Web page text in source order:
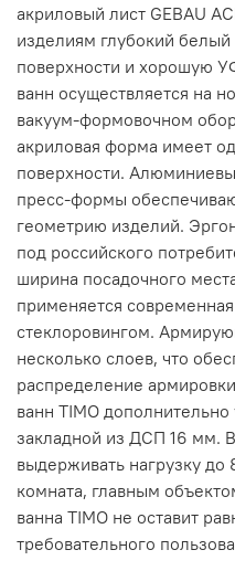
акриловый лист GEBAU
изделиям глубокий белый
поверхности и хорошую
ванн осуществляется на
вакуум-формовочном
акриловая форма имеет
поверхности.
пресс-формы
геометрию изделий.
под российского
ширина посадочного
применяется
стеклоровингом.
несколько слоев, что
распределение
ванн TIMO
закладной из ДСП 16 мм.
выдерживать нагрузку до
комната, главным
ванна TIMO не оставит
требовательного